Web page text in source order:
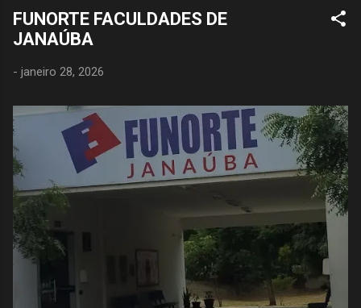
FUNORTE FACULDADES DE
JANAÚBA
- janeiro 28, 2026